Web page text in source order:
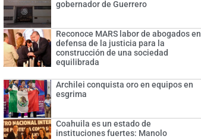
gobernador de Guerrero
Reconoce MARS labor de abogados en
defensa de la justicia para la
construcción de una sociedad
equilibrada
Archilei conquista oro en equipos en
esgrima
Coahuila es un estado de
instituciones fuertes: Manolo